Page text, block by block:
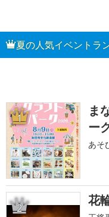
夏の人気イベントラ
1
ま
ー
あそ
2 花